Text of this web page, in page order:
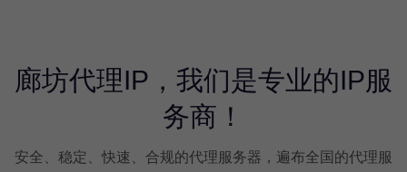
廊坊代理IP，我们是专业的IP服
务商！
安全、稳定、快速、合规的代理服务器，遍布全国的代理服